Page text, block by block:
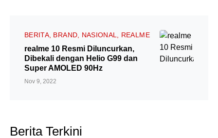
BERITA BRAND NASIONAL REALME
realme 10 Resmi Diluncurkan,
Dibekali dengan Helio G99 dan
Super AMOLED 90Hz
Nov 9, 2022
Berita Terkini